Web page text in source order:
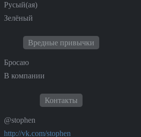
Русый(ая)
Зелёный
Вредные привычки
Бросаю
В компании
Контакты
@stophen
http://vk.com/stophen